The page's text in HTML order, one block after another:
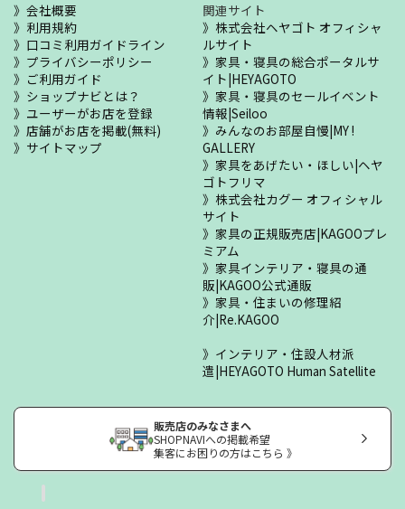
会社概要
利用規約
口コミ利用ガイドライン
プライバシーポリシー
ご利用ガイド
ショップナビとは？
ユーザーがお店を登録
店舗がお店を掲載(無料)
サイトマップ
関連サイト
株式会社ヘヤゴト オフィシャ
ルサイト
家具・寝具の総合ポータルサ
イト|HEYAGOTO
家具・寝具のセールイベント
情報|Seiloo
みんなのお部屋自慢|MY !
GALLERY
家具をあげたい・ほしい|ヘヤ
ゴトフリマ
株式会社カグー オフィシャル
サイト
家具の正規販売店|KAGOOプレ
ミアム
家具インテリア・寝具の通
販|KAGOO公式通販
家具・住まいの修理紹
介|Re.KAGOO
インテリア・住設人材派
遣|HEYAGOTO Human Satellite
販売店のみなさまへ
SHOPNAVIへの掲載希望
集客にお困りの方はこちら 》